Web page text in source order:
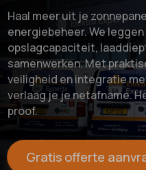
Haal meer uit je
energiebeheer. We
opslagcapaciteit,
samenwerken. Met
veiligheid en integratie
verlaag je je netafname.
proof.
Gratis offerte